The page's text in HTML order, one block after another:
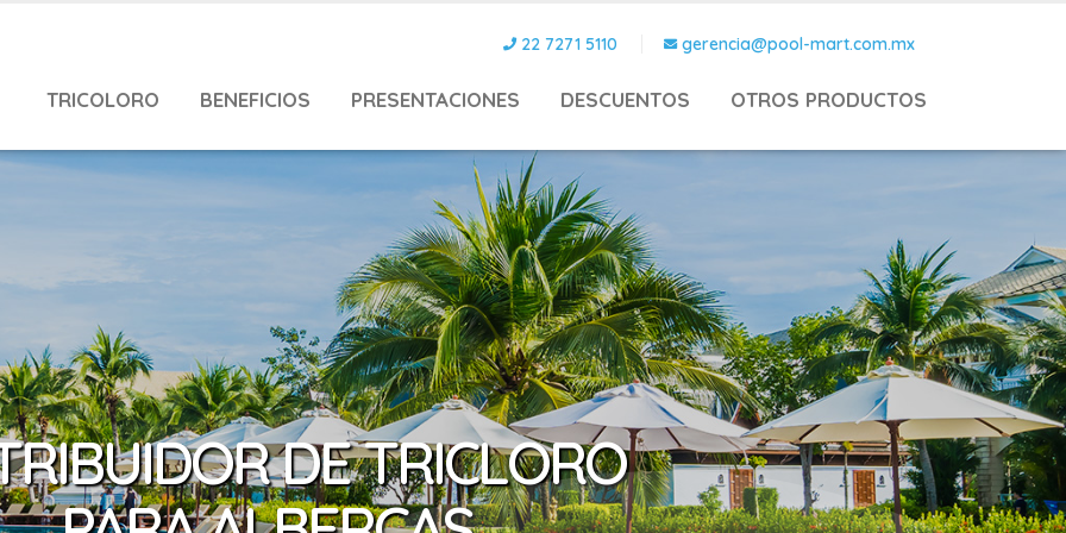
22 7271 5110 gerencia@pool-mart.com.mx
TRICOLORO BENEFICIOS PRESENTACIONES DESCUENTOS OTROS PRODUCTOS
DE TRICLORO